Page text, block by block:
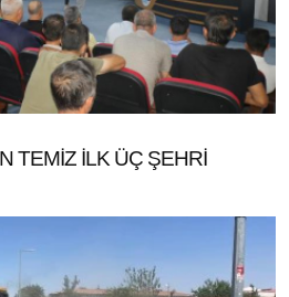
TEMİZ İLK ÜÇ ŞEHRİ